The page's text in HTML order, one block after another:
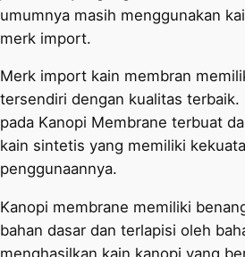
umumnya masih menggunakan
merk import.
Merk import kain membran
tersendiri dengan kualitas terbaik.
pada Kanopi Membrane terbuat
kain sintetis yang memiliki
penggunaannya.
Kanopi membrane memiliki
bahan dasar dan terlapisi oleh